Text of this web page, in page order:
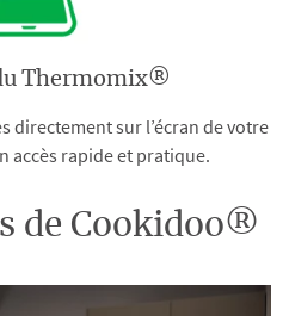
Thermomix®
directement sur l’écran de votre
accès rapide et pratique.
de Cookidoo®